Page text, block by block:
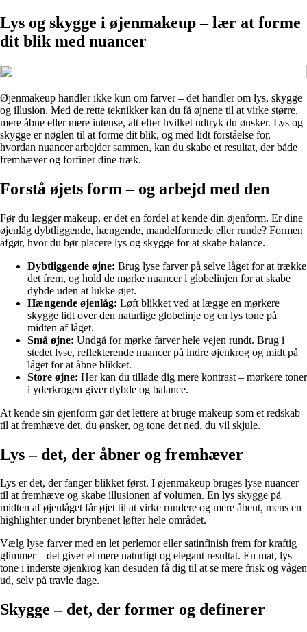
Lys og skygge i øjenmakeup – lær at forme
dit blik med nuancer
Øjenmakeup handler ikke kun om farver – det handler om lys, skygge
og illusion. Med de rette teknikker kan du få øjnene til at virke større,
mere åbne eller mere intense, alt efter hvilket udtryk du ønsker. Lys og
skygge er nøglen til at forme dit blik, og med lidt forståelse for,
hvordan nuancer arbejder sammen, kan du skabe et resultat, der både
fremhæver og forfiner dine træk.
Forstå øjets form – og arbejd med den
Før du lægger makeup, er det en fordel at kende din øjenform. Er dine
øjenlåg dybtliggende, hængende, mandelformede eller runde? Formen
afgør, hvor du bør placere lys og skygge for at skabe balance.
Dybtliggende øjne: Brug lyse farver på selve låget for at trække
det frem, og hold de mørke nuancer i globelinjen for at skabe
dybde uden at lukke øjet.
Hængende øjenlåg: Løft blikket ved at lægge en mørkere
skygge lidt over den naturlige globelinje og en lys tone på
midten af låget.
Små øjne: Undgå for mørke farver hele vejen rundt. Brug i
stedet lyse, reflekterende nuancer på indre øjenkrog og midt på
låget for at åbne blikket.
Store øjne: Her kan du tillade dig mere kontrast – mørkere toner
i yderkrogen giver dybde og balance.
At kende sin øjenform gør det lettere at bruge makeup som et redskab
til at fremhæve det, du ønsker, og tone det ned, du vil skjule.
Lys – det, der åbner og fremhæver
Lys er det, der fanger blikket først. I øjenmakeup bruges lyse nuancer
til at fremhæve og skabe illusionen af volumen. En lys skygge på
midten af øjenlåget får øjet til at virke rundere og mere åbent, mens en
highlighter under brynbenet løfter hele området.
Vælg lyse farver med en let perlemor eller satinfinish frem for kraftig
glimmer – det giver et mere naturligt og elegant resultat. En mat, lys
tone i inderste øjenkrog kan desuden få dig til at se mere frisk og vågen
ud, selv på travle dage.
Skygge – det, der former og definerer